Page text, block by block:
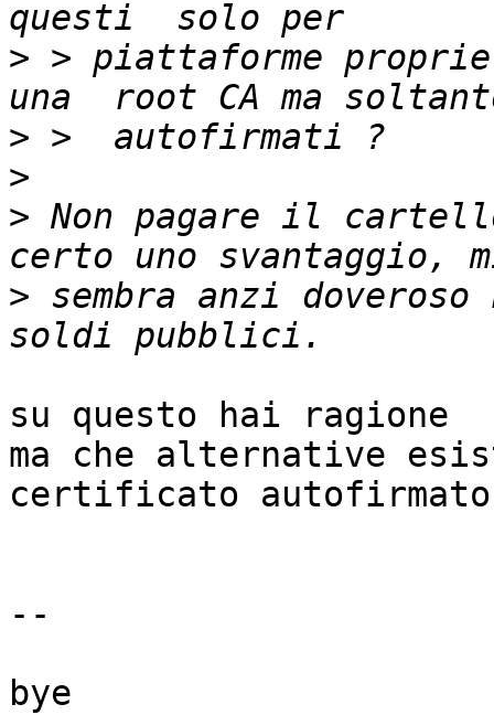
> > piattaforme
>
>
> Non pagare il
> sembra anzi
su questo hai ragione
ma che alternative
certificato
--
bye